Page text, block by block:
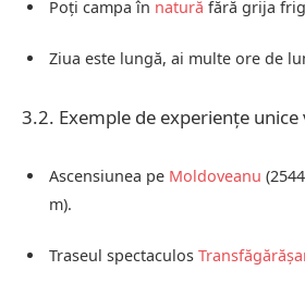
Poți campa în natură fără grija
Ziua este lungă, ai multe ore de
3.2. Exemple de experiențe unice
Ascensiunea pe Moldoveanu
m).
Traseul spectaculos